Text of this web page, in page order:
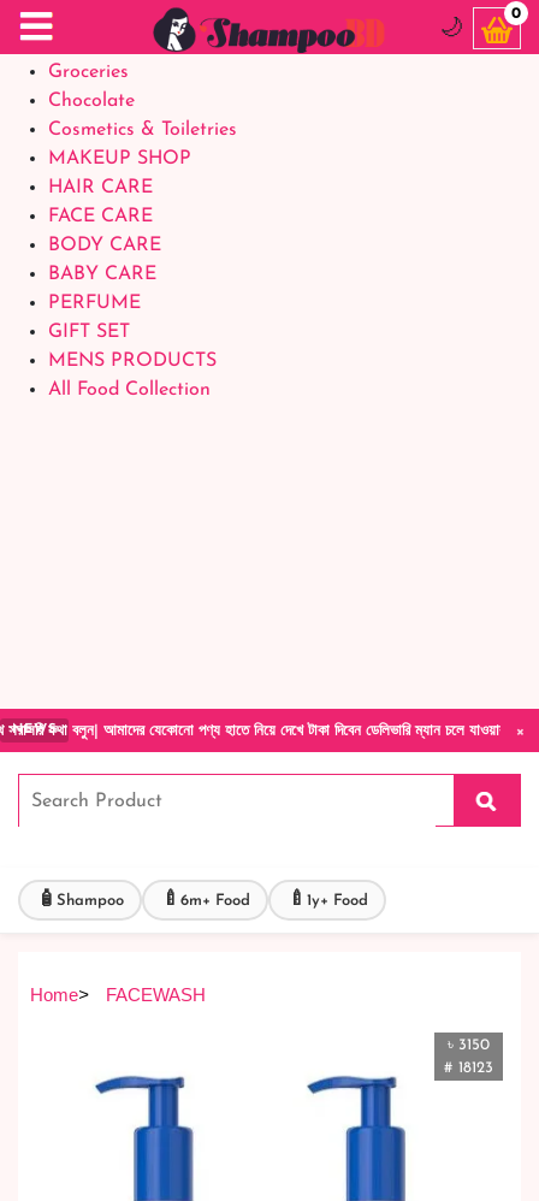
Food Supplements
Baby Foods
Groceries
Chocolate
Cosmetics & Toiletries
MAKEUP SHOP
HAIR CARE
FACE CARE
BODY CARE
BABY CARE
PERFUME
GIFT SET
MENS PRODUCTS
All Food Collection
×
NEWSআমাদের যেকোনো পণ্য হাতে নিয়ে দেখে টাকা দিবেন ডেলিভারি ম্যান চলে যাওয়ার পরে
🌙
0
🧴 Shampoo 🍼 6m+ Food 🍼 1y+ Food
Home> FACEWASH
৳ 3150
# 18123